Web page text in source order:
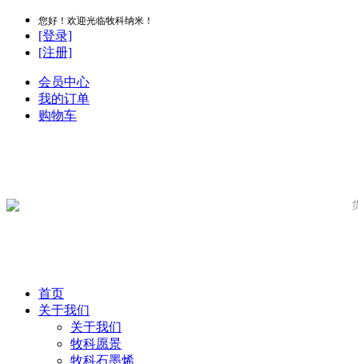
您好！欢迎光临牧科纳米！
[登录]
[注册]
会员中心
我的订单
购物车
首页
关于我们
关于我们
牧科愿景
牧科石墨烯